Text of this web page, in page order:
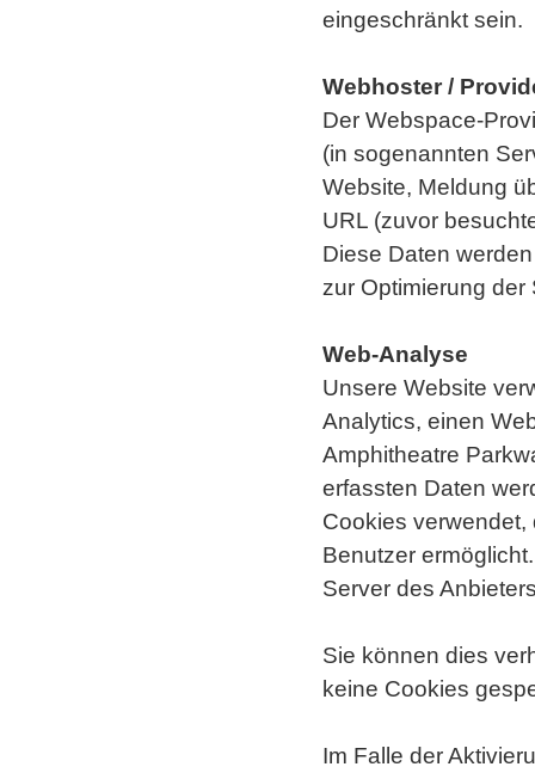
eingeschränkt sein.
Webhoster /
Der Webspace-
(in sogenannten
Website, Meldung
URL (zuvor
Diese Daten
zur Optimierung
Web-Analyse
Unsere Website
Analytics, einen
Amphitheatre
erfassten Daten
Cookies
Benutzer
Server des
Sie können dies
keine Cookies
Im Falle der